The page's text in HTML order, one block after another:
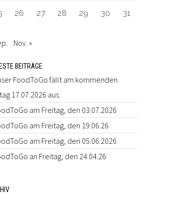
26 27 28 29 30 31
Nov. »
BEITRÄGE
FoodToGo fällt am kommenden
17.07.2026 aus.
am Freitag, den 03.07.2026
am Freitag, den 19.06.26
am Freitag, den 05.06.2026
an Freitag, den 24.04.26